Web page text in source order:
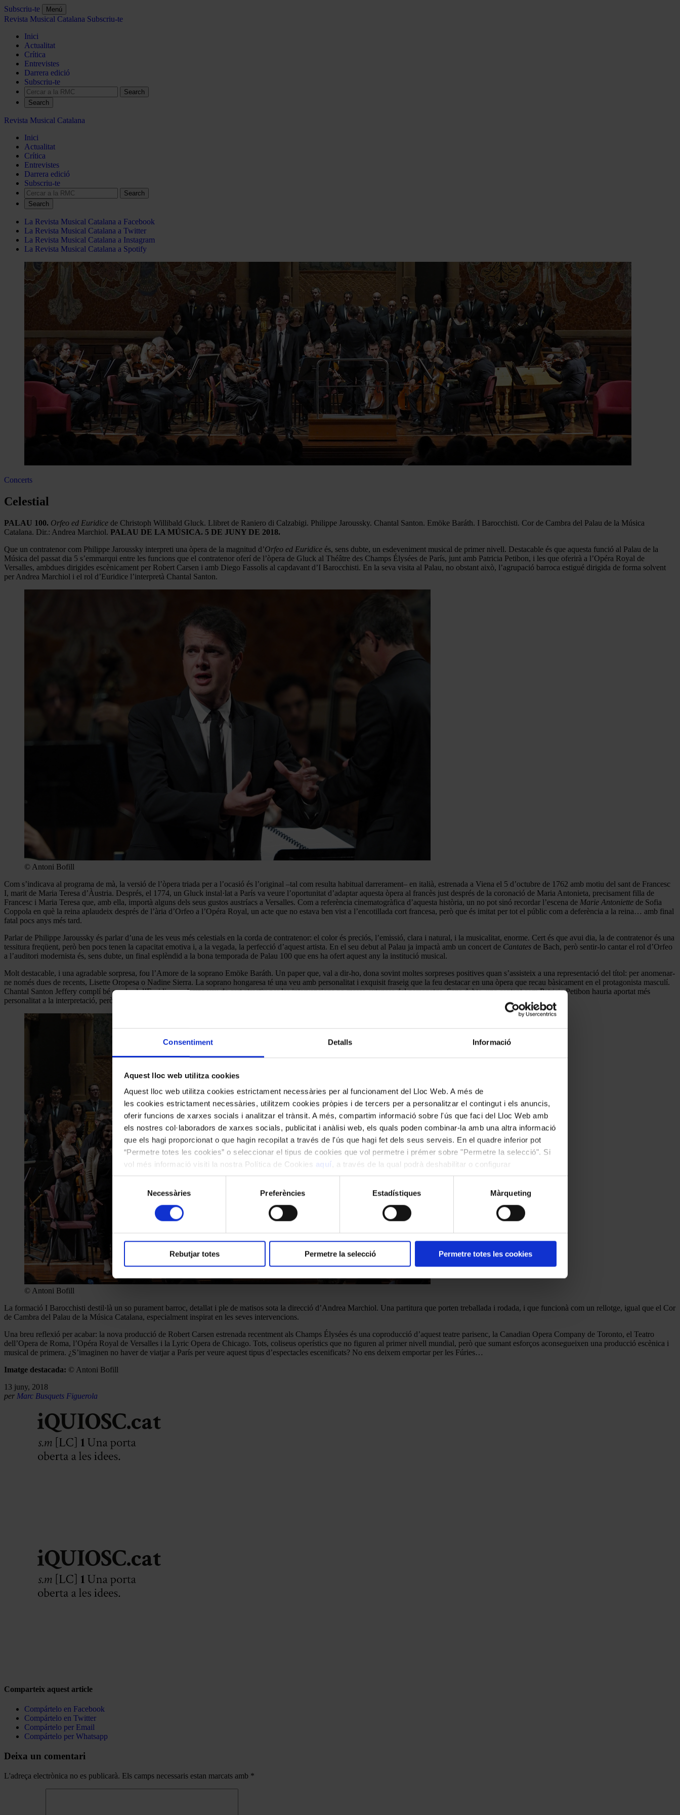
Consentiment Detalls Informació
Aquest lloc web utilitza cookies
Aquest lloc web utilitza cookies estrictament necessàries per al funcionament del Lloc Web. A més de
les cookies estrictament necessàries, utilitzem cookies pròpies i de tercers per a personalitzar el contingut i els anuncis,
oferir funcions de xarxes socials i analitzar el trànsit. A més, compartim informació sobre l'ús que faci del Lloc Web amb
els nostres col·laboradors de xarxes socials, publicitat i anàlisi web, els quals poden combinar-la amb una altra informació
que els hagi proporcionat o que hagin recopilat a través de l'ús que hagi fet dels seus serveis. En el quadre inferior pot
“Permetre totes les cookies” o seleccionar el tipus de cookies que vol permetre i prémer sobre "Permetre la selecció". Si
vol més informació visiti la nostra Política de Cookies aquí
, a través de la qual podrà deshabilitar o configurar
les cookies en qualsevol moment.
consentiment
Necessàries Preferències Estadístiques Màrqueting
Rebutjar totes Permetre la selecció Permetre totes les cookies
Subscriu-te Menú
Revista Musical Catalana Subscriu-te
Inici
Actualitat
Crítica
Entrevistes
Darrera edició
Subscriu-te
Search
Revista Musical Catalana
Inici
Actualitat
Crítica
Entrevistes
Darrera edició
Subscriu-te
Search
La Revista Musical Catalana a Facebook
La Revista Musical Catalana a Twitter
La Revista Musical Catalana a Instagram
La Revista Musical Catalana a Spotify
Concerts
Celestial
PALAU 100. Orfeo ed Euridice de Christoph Willibald Gluck. Llibret de Raniero di Calzabigi. Philippe Jaroussky. Chantal Santon. Emöke Baráth. I Barocchisti. Cor de Cambra del Palau de la Música
Catalana. Dir.: Andrea Marchiol. PALAU DE LA MÚSICA. 5 DE JUNY DE 2018.
Que un contratenor com Philippe Jaroussky interpreti una òpera de la magnitud d’Orfeo ed Euridice és, sens dubte, un esdeveniment musical de primer nivell. Destacable és que aquesta funció al Palau de la
Música del passat dia 5 s’emmarqui entre les funcions que el contratenor oferí de l’òpera de Gluck al Théâtre des Champs Élysées de París, junt amb Patricia Petibon, i les que oferirà a l’Opéra Royal de
Versalles, ambdues dirigides escènicament per Robert Carsen i amb Diego Fassolis al capdavant d’I Barocchisti. En la seva visita al Palau, no obstant això, l’agrupació barroca estigué dirigida de forma solvent
per Andrea Marchiol i el rol d’Euridice l’interpretà Chantal Santon.
© Antoni Bofill
Com s’indicava al programa de mà, la versió de l’òpera triada per a l’ocasió és l’original –tal com resulta habitual darrerament– en italià, estrenada a Viena el 5 d’octubre de 1762 amb motiu del sant de Francesc
I, marit de Maria Teresa d’Àustria. Després, el 1774, un Gluck instal·lat a París va veure l’oportunitat d’adaptar aquesta òpera al francès just després de la coronació de Maria Antonieta, precisament filla de
Francesc i Maria Teresa que, amb ella, importà alguns dels seus gustos austríacs a Versalles. Com a referència cinematogràfica d’aquesta història, un no pot sinó recordar l’escena de Marie Antoniette de Sofia
Coppola en què la reina aplaudeix després de l’ària d’Orfeo a l’Opéra Royal, un acte que no estava ben vist a l’encotillada cort francesa, però que és imitat per tot el públic com a deferència a la reina… amb final
fatal pocs anys més tard.
Parlar de Philippe Jaroussky és parlar d’una de les veus més celestials en la corda de contratenor: el color és preciós, l’emissió, clara i natural, i la musicalitat, enorme. Cert és que avui dia, la de contratenor és una
tessitura freqüent, però ben pocs tenen la capacitat emotiva i, a la vegada, la perfecció d’aquest artista. En el seu debut al Palau ja impactà amb un concert de Cantates de Bach, però sentir-lo cantar el rol d’Orfeo
a l’auditori modernista és, sens dubte, un final esplèndid a la bona temporada de Palau 100 que ens ha ofert aquest any la institució musical.
Molt destacable, i una agradable sorpresa, fou l’Amore de la soprano Emöke Baráth. Un paper que, val a dir-ho, dona sovint moltes sorpreses positives quan s’assisteix a una representació del títol: per anomenar-
ne només dues de recents, Lisette Oropesa o Nadine Sierra. La soprano hongaresa té una veu amb personalitat i exquisit fraseig que la feu destacar en una òpera que recau bàsicament en el protagonista masculí.
Chantal Santon Jeffery complí bé en el rol d’Euridice, amb una veu de cert atractiu per les intervencions no massa extenses del personatge. Sens dubte, una cantant com Patricia Petibon hauria aportat més
personalitat a la interpretació, però tampoc es pot dir res negatiu de la seva aportació al conjunt.
© Antoni Bofill
La formació I Barocchisti destil·là un so purament barroc, detallat i ple de matisos sota la direcció d’Andrea Marchiol. Una partitura que porten treballada i rodada, i que funcionà com un rellotge, igual que el Cor
de Cambra del Palau de la Música Catalana, especialment inspirat en les seves intervencions.
Una breu reflexió per acabar: la nova producció de Robert Carsen estrenada recentment als Champs Élysées és una coproducció d’aquest teatre parisenc, la Canadian Opera Company de Toronto, el Teatro
dell’Opera de Roma, l’Opéra Royal de Versalles i la Lyric Opera de Chicago. Tots, coliseus operístics que no figuren al primer nivell mundial, però que sumant esforços aconsegueixen una producció escènica i
musical de primera. ¿S’imaginen no haver de viatjar a París per veure aquest tipus d’espectacles escenificats? No ens deixem emportar per les Fúries…
Imatge destacada: © Antoni Bofill
13 juny, 2018
per Marc Busquets Figuerola
Comparteix aquest article
Compártelo en Facebook
Compártelo en Twitter
Compártelo per Email
Compártelo per Whatsapp
Deixa un comentari
L'adreça electrònica no es publicarà. Els camps necessaris estan marcats amb *